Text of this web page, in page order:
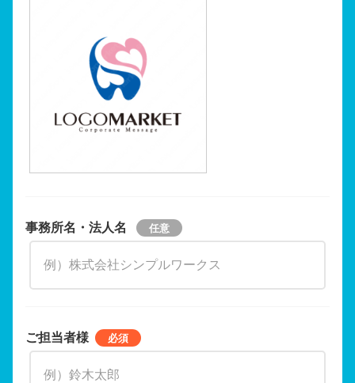
事務所名・法人名
ご担当者様